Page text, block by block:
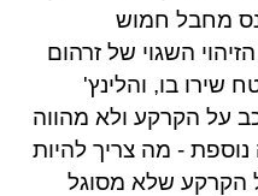
מחבל חמוש
השגוי של זרהום
שירו בו, והלינץ'
על הקרקע ולא מהווה
נוספת - מה צריך להיות
הקרקע שלא מסוגל